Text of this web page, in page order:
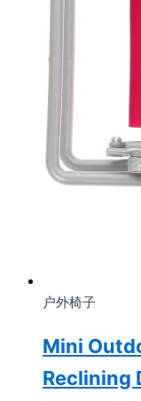
户外椅子
Mini
Reclining